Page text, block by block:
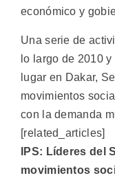
económico y
Una serie de
lo largo de 2010
lugar en Dakar,
movimientos
con la demanda
[related_articles]
IPS: Líderes del
movimientos